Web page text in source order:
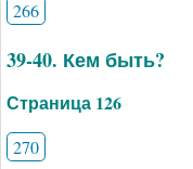
266
39-40. Кем быть?
Страница 126
270